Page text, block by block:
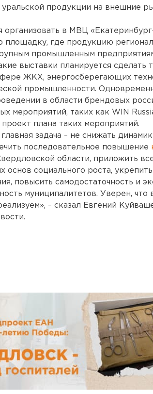
продукции на внешние
организовать в МВЦ
где продукцию
промышленным
выставки планируется сделать
ЖКХ, энергосберегающих
промышленности.
в области брендовых
мероприятий, таких как WIN
плана таких мероприятий.
задача – не снижать
последовательное повышение
области, приложить
основ социального роста,
повысить самодостаточность и
муниципалитетов. Уверен,
– сказал Евгений